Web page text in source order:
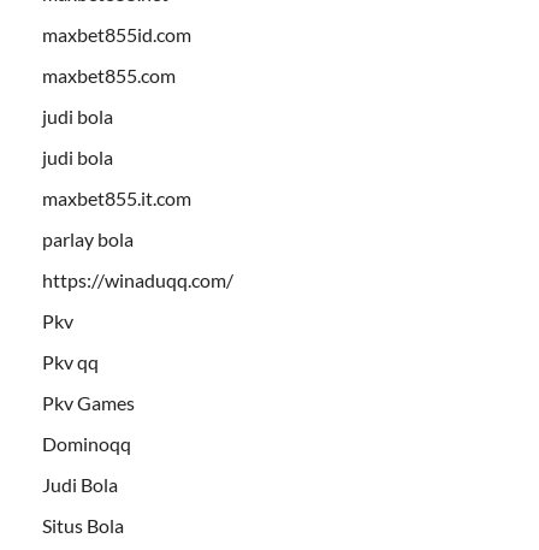
maxbet855id.com
maxbet855.com
judi bola
judi bola
maxbet855.it.com
parlay bola
https://winaduqq.com/
Pkv
Pkv qq
Pkv Games
Dominoqq
Judi Bola
Situs Bola